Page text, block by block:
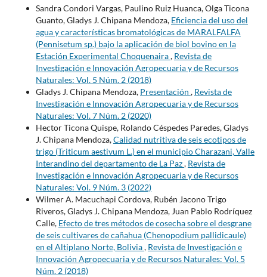
Sandra Condori Vargas, Paulino Ruiz Huanca, Olga Ticona
Guanto, Gladys J. Chipana Mendoza, Eficiencia del uso del
agua y características bromatológicas de MARALFALFA
(Pennisetum sp.) bajo la aplicación de biol bovino en la
Estación Experimental Choquenaira, Revista de
Investigación e Innovación Agropecuaria y de Recursos
Naturales: Vol. 5 Núm. 2 (2018)
Gladys J. Chipana Mendoza, Presentación , Revista de
Investigación e Innovación Agropecuaria y de Recursos
Naturales: Vol. 7 Núm. 2 (2020)
Hector Ticona Quispe, Rolando Céspedes Paredes, Gladys
J. Chipana Mendoza,Calidad nutritiva de seis ecotipos de
trigo (Triticum aestivum L.) en el municipio Charazani, Valle
Interandino del departamento de La Paz, Revista de
Investigación e Innovación Agropecuaria y de Recursos
Naturales: Vol. 9 Núm. 3 (2022)
Wilmer A. Macuchapi Cordova, Rubén Jacono Trigo
Riveros, Gladys J. Chipana Mendoza, Juan Pablo Rodríquez
Calle, Efecto de tres métodos de cosecha sobre el desgrane
de seis cultivares de cañahua (Chenopodium pallidicaule)
en el Altiplano Norte, Bolivia, Revista de Investigación e
Innovación Agropecuaria y de Recursos Naturales: Vol. 5
Núm. 2 (2018)